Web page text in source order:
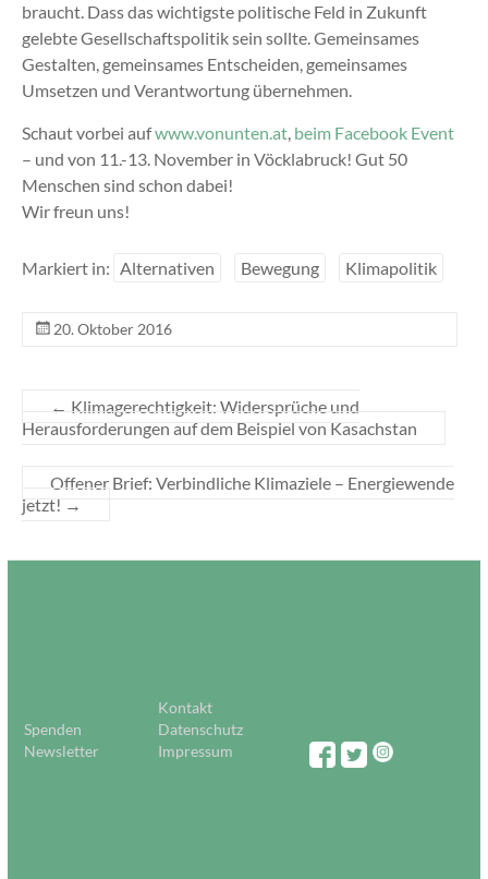
braucht. Dass das wichtigste politische Feld in Zukunft
gelebte Gesellschaftspolitik sein sollte. Gemeinsames
Gestalten, gemeinsames Entscheiden, gemeinsames
Umsetzen und Verantwortung übernehmen.
Schaut vorbei aufwww.vonunten.at, beim Facebook Event
– und von 11.-13. November in Vöcklabruck! Gut 50
Menschen sind schon dabei!
Wir freun uns!
Markiert in: Alternativen Bewegung Klimapolitik
20. Oktober 2016
← Klimagerechtigkeit: Widersprüche und
Herausforderungen auf dem Beispiel von Kasachstan
Offener Brief: Verbindliche Klimaziele – Energiewende
jetzt! →
Kontakt
Spenden
Datenschutz
Newsletter
Impressum